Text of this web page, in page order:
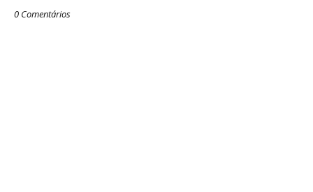
0 Comentários